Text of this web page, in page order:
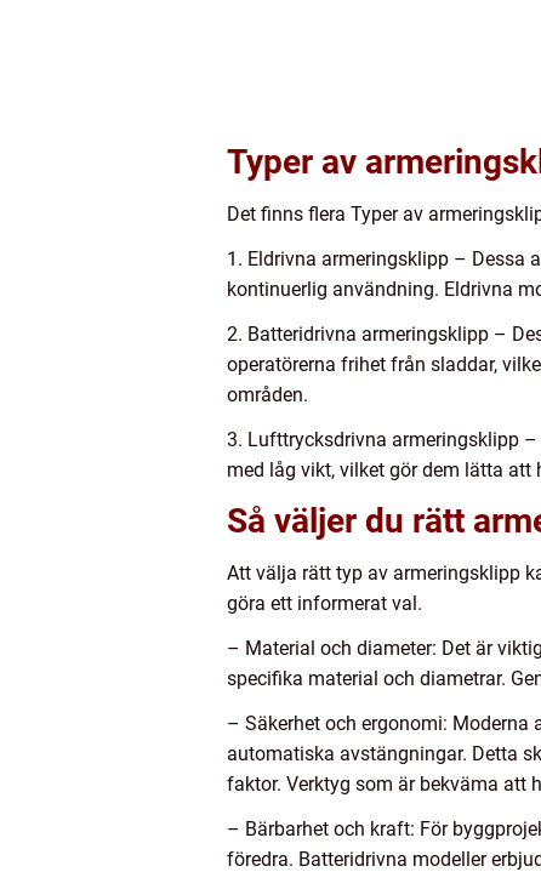
Typer av
Det finns flera Typer av
1. Eldrivna armeringsklipp – Dessa
kontinuerlig användning. Eldrivna
2. Batteridrivna armeringsklipp –
operatörerna frihet från sladdar,
områden.
3. Lufttrycksdrivna armeringsklipp
med låg vikt, vilket gör dem lätta att
Så väljer du rätt
Att välja rätt typ av armeringsklipp
göra ett informerat val.
– Material och diameter: Det är
specifika material och diametrar.
– Säkerhet och ergonomi: Moderna
automatiska avstängningar. Detta
faktor. Verktyg som är bekväma att
– Bärbarhet och kraft: För
föredra. Batteridrivna modeller